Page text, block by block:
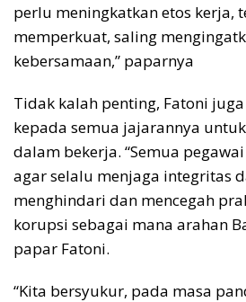
perlu meningkatkan etos kerja,
memperkuat, saling
kebersamaan,” paparnya
Tidak kalah penting, Fatoni
kepada semua jajarannya
dalam bekerja. “Semua
agar selalu menjaga integritas
menghindari dan mencegah
korupsi sebagai mana arahan
papar Fatoni.
“Kita bersyukur, pada masa